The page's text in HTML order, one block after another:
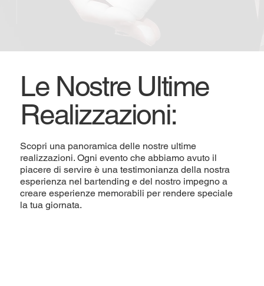
Le Nostre Ultime
Realizzazioni:
Scopri una panoramica delle nostre ultime
realizzazioni. Ogni evento che abbiamo avuto il
piacere di servire è una testimonianza della nostra
esperienza nel bartending e del nostro impegno a
creare esperienze memorabili per rendere speciale
la tua giornata.